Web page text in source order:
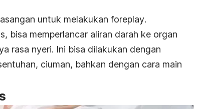
untuk melakukan foreplay.
bisa memperlancar aliran darah ke organ
rasa nyeri. Ini bisa dilakukan dengan
ciuman, bahkan dengan cara main